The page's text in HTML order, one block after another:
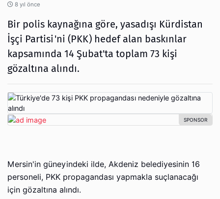
8 yıl önce
Bir polis kaynağına göre, yasadışı Kürdistan
İşçi Partisi'ni (PKK) hedef alan baskınlar
kapsamında 14 Şubat'ta toplam 73 kişi
gözaltına alındı.
Mersin'in güneyindeki ilde, Akdeniz belediyesinin 16
personeli, PKK propagandası yapmakla suçlanacağı
için gözaltına alındı.